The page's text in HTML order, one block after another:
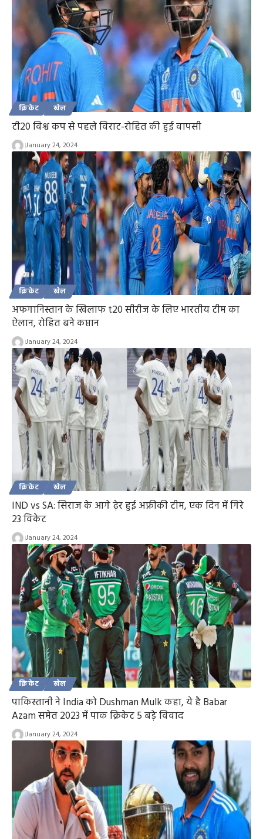
क्रिकेट खेल
टी20 विश्व कप से पहले विराट-रोहित की हुई वापसी
January 24, 2024
क्रिकेट खेल
अफगानिस्तान के खिलाफ t20 सीरीज के लिए भारतीय टीम का
ऐलान, रोहित बने कप्तान
January 24, 2024
क्रिकेट खेल
IND vs SA: सिराज के आगे ढ़ेर हुई अफ्रीकी टीम, एक दिन में गिरे
23 विकेट
January 24, 2024
क्रिकेट खेल
पाकिस्तानी ने India को Dushman Mulk कहा, ये है Babar
Azam समेत 2023 में पाक क्रिकेट 5 बड़े विवाद
January 24, 2024